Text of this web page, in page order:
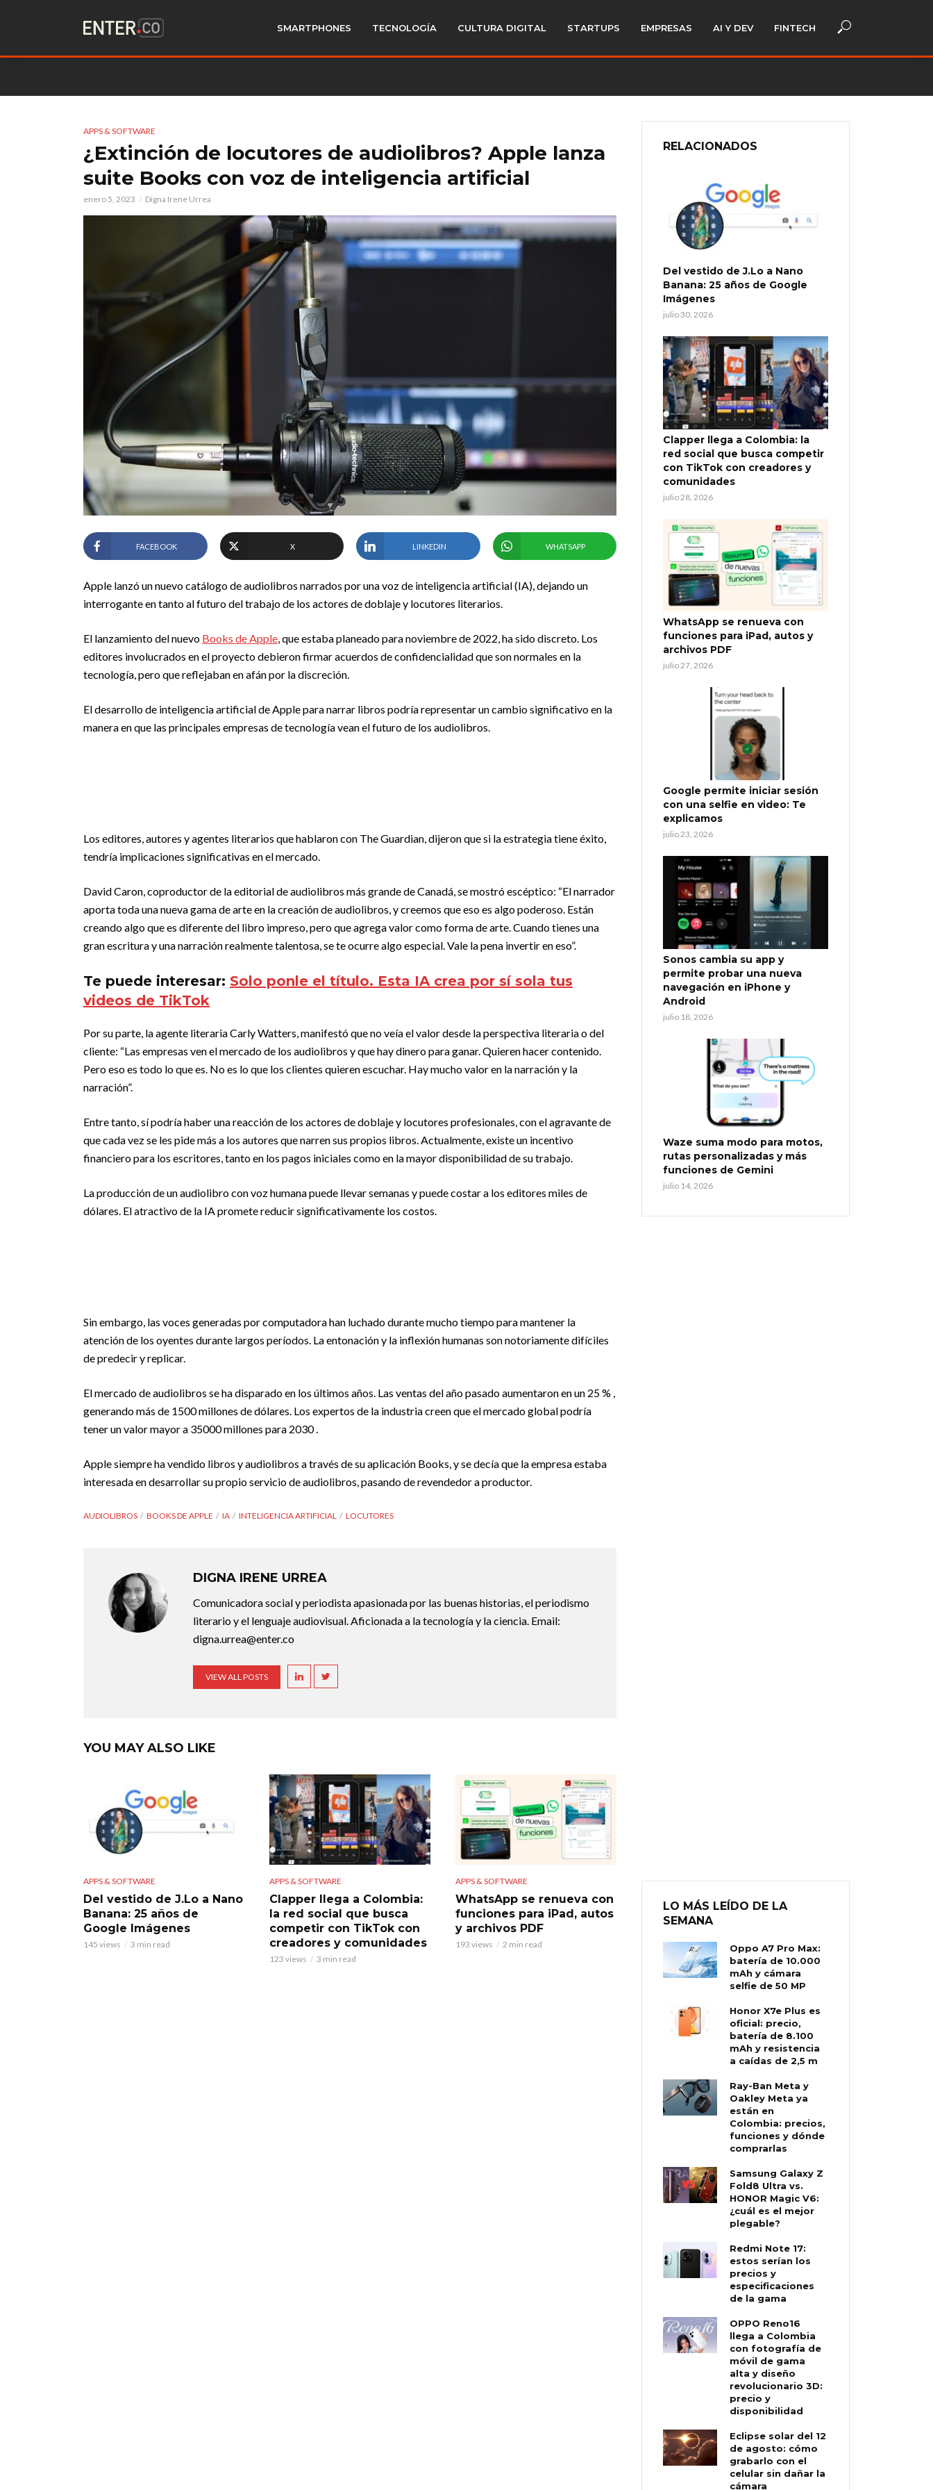
SMARTPHONES TECNOLOGÍA CULTURA DIGITAL STARTUPS EMPRESAS AI Y DEV FINTECH
APPS & SOFTWARE
¿Extinción de locutores de audiolibros? Apple lanza
suite Books con voz de inteligencia artificial
enero 5, 2023 Digna Irene Urrea
FACEBOOK X LINKEDIN WHATSAPP
Apple lanzó un nuevo catálogo de audiolibros narrados por una voz de inteligencia artificial (IA), dejando un
interrogante en tanto al futuro del trabajo de los actores de doblaje y locutores literarios.
El lanzamiento del nuevo Books de Apple, que estaba planeado para noviembre de 2022, ha sido discreto. Los
editores involucrados en el proyecto debieron firmar acuerdos de confidencialidad que son normales en la
tecnología, pero que reflejaban en afán por la discreción.
El desarrollo de inteligencia artificial de Apple para narrar libros podría representar un cambio significativo en la
manera en que las principales empresas de tecnología vean el futuro de los audiolibros.
Los editores, autores y agentes literarios que hablaron con The Guardian, dijeron que si la estrategia tiene éxito,
tendría implicaciones significativas en el mercado.
David Caron, coproductor de la editorial de audiolibros más grande de Canadá, se mostró escéptico: “El narrador
aporta toda una nueva gama de arte en la creación de audiolibros, y creemos que eso es algo poderoso. Están
creando algo que es diferente del libro impreso, pero que agrega valor como forma de arte. Cuando tienes una
gran escritura y una narración realmente talentosa, se te ocurre algo especial. Vale la pena invertir en eso”.
Te puede interesar: Solo ponle el título. Esta IA crea por sí sola tus
videos de TikTok
Por su parte, la agente literaria Carly Watters, manifestó que no veía el valor desde la perspectiva literaria o del
cliente: “Las empresas ven el mercado de los audiolibros y que hay dinero para ganar. Quieren hacer contenido.
Pero eso es todo lo que es. No es lo que los clientes quieren escuchar. Hay mucho valor en la narración y la
narración”.
Entre tanto, sí podría haber una reacción de los actores de doblaje y locutores profesionales, con el agravante de
que cada vez se les pide más a los autores que narren sus propios libros. Actualmente, existe un incentivo
financiero para los escritores, tanto en los pagos iniciales como en la mayor disponibilidad de su trabajo.
La producción de un audiolibro con voz humana puede llevar semanas y puede costar a los editores miles de
dólares. El atractivo de la IA promete reducir significativamente los costos.
Sin embargo, las voces generadas por computadora han luchado durante mucho tiempo para mantener la
atención de los oyentes durante largos períodos. La entonación y la inflexión humanas son notoriamente difíciles
de predecir y replicar.
El mercado de audiolibros se ha disparado en los últimos años. Las ventas del año pasado aumentaron en un 25 % ,
generando más de 1500 millones de dólares. Los expertos de la industria creen que el mercado global podría
tener un valor mayor a 35000 millones para 2030 .
Apple siempre ha vendido libros y audiolibros a través de su aplicación Books, y se decía que la empresa estaba
interesada en desarrollar su propio servicio de audiolibros, pasando de revendedor a productor.
AUDIOLIBROS BOOKS DE APPLE IA INTELIGENCIA ARTIFICIAL LOCUTORES
DIGNA IRENE URREA
Comunicadora social y periodista apasionada por las buenas historias, el periodismo
literario y el lenguaje audiovisual. Aficionada a la tecnología y la ciencia. Email:
digna.urrea@enter.co
VIEW ALL POSTS
YOU MAY ALSO LIKE
APPS & SOFTWARE
Del vestido de J.Lo a Nano
Banana: 25 años de
Google Imágenes
145 views 3 min read
APPS & SOFTWARE
Clapper llega a Colombia:
la red social que busca
competir con TikTok con
creadores y comunidades
123 views 3 min read
APPS & SOFTWARE
WhatsApp se renueva con
funciones para iPad, autos
y archivos PDF
193 views 2 min read
RELACIONADOS
Del vestido de J.Lo a Nano
Banana: 25 años de Google
Imágenes
julio 30, 2026
Clapper llega a Colombia: la
red social que busca competir
con TikTok con creadores y
comunidades
julio 28, 2026
WhatsApp se renueva con
funciones para iPad, autos y
archivos PDF
julio 27, 2026
Google permite iniciar sesión
con una selfie en video: Te
explicamos
julio 23, 2026
Sonos cambia su app y
permite probar una nueva
navegación en iPhone y
Android
julio 18, 2026
Waze suma modo para motos,
rutas personalizadas y más
funciones de Gemini
julio 14, 2026
LO MÁS LEÍDO DE LA
SEMANA
Oppo A7 Pro Max:
batería de 10.000
mAh y cámara
selfie de 50 MP
Honor X7e Plus es
oficial: precio,
batería de 8.100
mAh y resistencia
a caídas de 2,5 m
Ray-Ban Meta y
Oakley Meta ya
están en
Colombia: precios,
funciones y dónde
comprarlas
Samsung Galaxy Z
Fold8 Ultra vs.
HONOR Magic V6:
¿cuál es el mejor
plegable?
Redmi Note 17:
estos serían los
precios y
especificaciones
de la gama
OPPO Reno16
llega a Colombia
con fotografía de
móvil de gama
alta y diseño
revolucionario 3D:
precio y
disponibilidad
Eclipse solar del 12
de agosto: cómo
grabarlo con el
celular sin dañar la
cámara